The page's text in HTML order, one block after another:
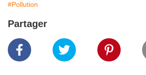
#Pollution
Partager